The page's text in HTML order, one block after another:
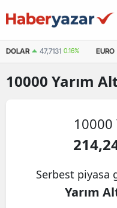
DOLAR 47,7131 0.16% EURO
10000 Yarım
10000
Serbest piyasa
Yarım